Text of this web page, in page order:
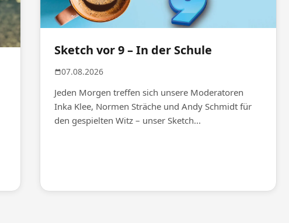
Sketch vor 9 – In der Schule
07.08.2026
Jeden Morgen treffen sich unsere Moderatoren
Inka Klee, Normen Sträche und Andy Schmidt für
den gespielten Witz – unser Sketch...